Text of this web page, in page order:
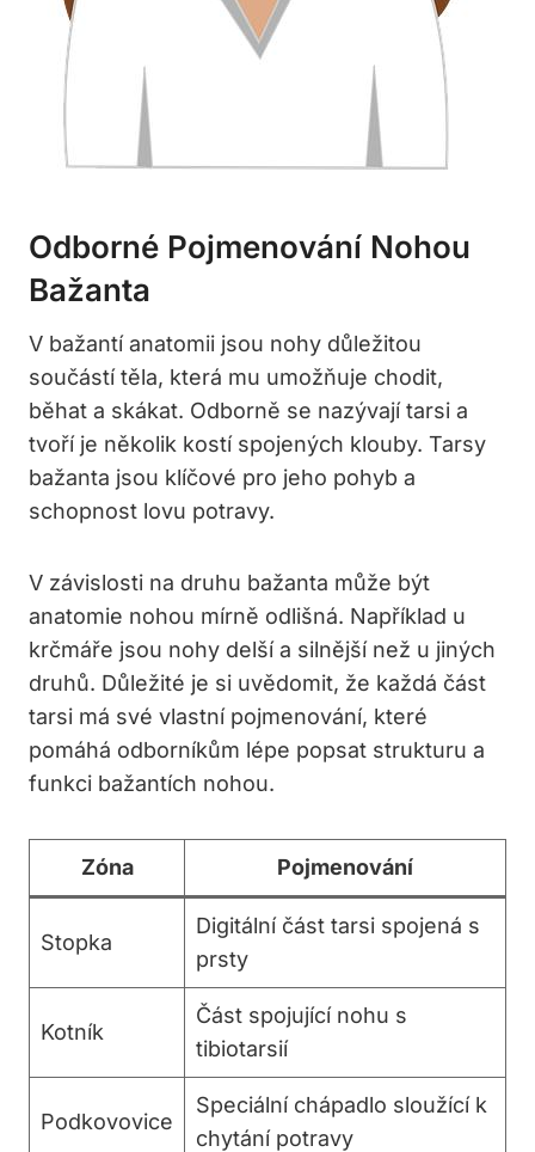
Odborné Pojmenování Nohou
Bažanta
V bažantí anatomii jsou nohy důležitou
součástí těla, která mu umožňuje chodit,
běhat a skákat. Odborně se nazývají tarsi a
tvoří je několik kostí spojených klouby. Tarsy
bažanta jsou klíčové pro jeho pohyb a
schopnost lovu potravy.
V závislosti na druhu bažanta může být
anatomie nohou mírně odlišná. Například u
krčmáře jsou nohy delší a silnější než u jiných
druhů. Důležité je si uvědomit, že každá část
tarsi má své vlastní pojmenování, které
pomáhá odborníkům lépe popsat strukturu a
funkci bažantích nohou.
Zóna Pojmenování
Stopka
Digitální část tarsi spojená s
prsty
Kotník
Část spojující nohu s
tibiotarsií
Podkovovice
Speciální chápadlo sloužící k
chytání potravy